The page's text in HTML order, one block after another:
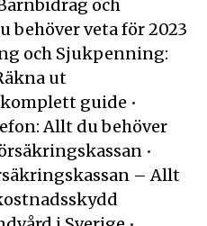
och
behöver veta för 2023
och Sjukpenning:
ut
guide •
Allt du behöver
•
– Allt